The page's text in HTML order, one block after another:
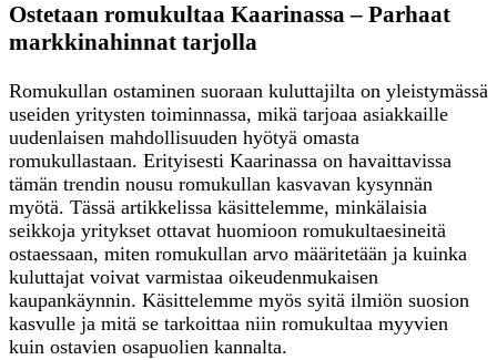
Ostetaan romukultaa Kaarinassa – Parhaat
markkinahinnat tarjolla
Romukullan ostaminen suoraan kuluttajilta on yleistymässä
useiden yritysten toiminnassa, mikä tarjoaa asiakkaille
uudenlaisen mahdollisuuden hyötyä omasta
romukullastaan. Erityisesti Kaarinassa on havaittavissa
tämän trendin nousu romukullan kasvavan kysynnän
myötä. Tässä artikkelissa käsittelemme, minkälaisia
seikkoja yritykset ottavat huomioon romukultaesineitä
ostaessaan, miten romukullan arvo määritetään ja kuinka
kuluttajat voivat varmistaa oikeudenmukaisen
kaupankäynnin. Käsittelemme myös syitä ilmiön suosion
kasvulle ja mitä se tarkoittaa niin romukultaa myyvien
kuin ostavien osapuolien kannalta.